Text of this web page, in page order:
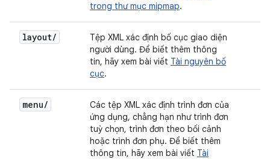
trong thư mục mipmap.
layout/
Tệp XML xác định bố cục giao diện
người dùng. Để biết thêm thông
tin, hãy xem bài viết Tài nguyên bố
cục.
menu/
Các tệp XML xác định trình đơn của
ứng dụng, chẳng hạn như trình đơn
tuỳ chọn, trình đơn theo bối cảnh
hoặc trình đơn phụ. Để biết thêm
thông tin, hãy xem bài viết Tài